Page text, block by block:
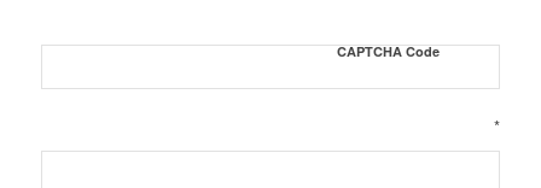
CAPTCHA Code
*